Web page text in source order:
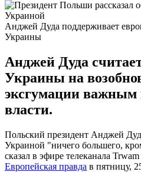
Анджей Дуда поддерживает
Украины
Анджей Дуда
Украины на
эксгумации важным
власти.
Польский президент Анджей
Украиной "ничего большего,
сказал в эфире телеканала
Европейская правда в пятницу,